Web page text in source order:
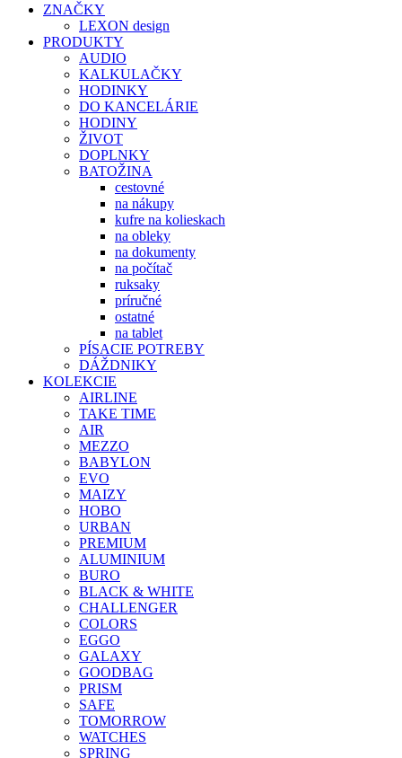
ZNAČKY
LEXON design
PRODUKTY
AUDIO
KALKULAČKY
HODINKY
DO KANCELÁRIE
HODINY
ŽIVOT
DOPLNKY
BATOŽINA
cestovné
na nákupy
kufre na kolieskach
na obleky
na dokumenty
na počítač
ruksaky
príručné
ostatné
na tablet
PÍSACIE POTREBY
DÁŽDNIKY
KOLEKCIE
AIRLINE
TAKE TIME
AIR
MEZZO
BABYLON
EVO
MAIZY
HOBO
URBAN
PREMIUM
ALUMINIUM
BURO
BLACK & WHITE
CHALLENGER
COLORS
EGGO
GALAXY
GOODBAG
PRISM
SAFE
TOMORROW
WATCHES
SPRING